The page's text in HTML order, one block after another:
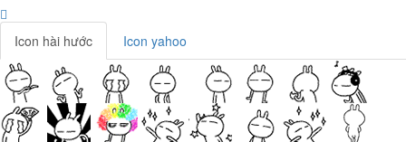
Icon hài hước Icon yahoo